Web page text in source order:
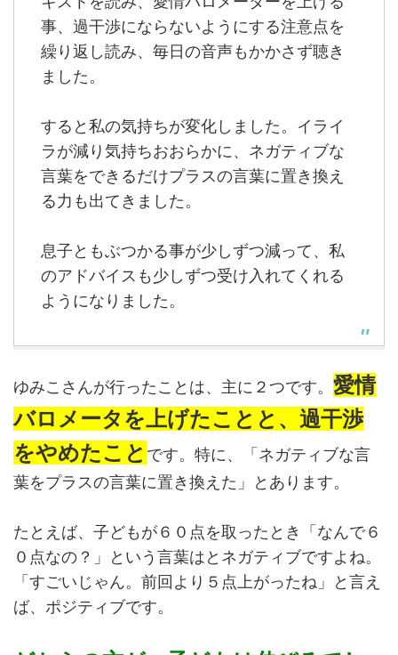
事、過干渉にならないようにする注意点を
繰り返し読み、毎日の音声もかかさず聴き
ました。
すると私の気持ちが変化しました。イライ
ラが減り気持ちおおらかに、ネガティブな
言葉をできるだけプラスの言葉に置き換え
る力も出てきました。
息子ともぶつかる事が少しずつ減って、私
のアドバイスも少しずつ受け入れてくれる
ようになりました。
ゆみこさんが行ったことは、主に２つです。 愛情
バロメータを上げたことと、過干渉
をやめたこと です。特に、「ネガティブな言
葉をプラスの言葉に置き換えた」とあります。
たとえば、子どもが６０点を取ったとき「なんで６
０点なの？」という言葉はとネガティブですよね。
「すごいじゃん。前回より５点上がったね」と言え
ば、ポジティブです。